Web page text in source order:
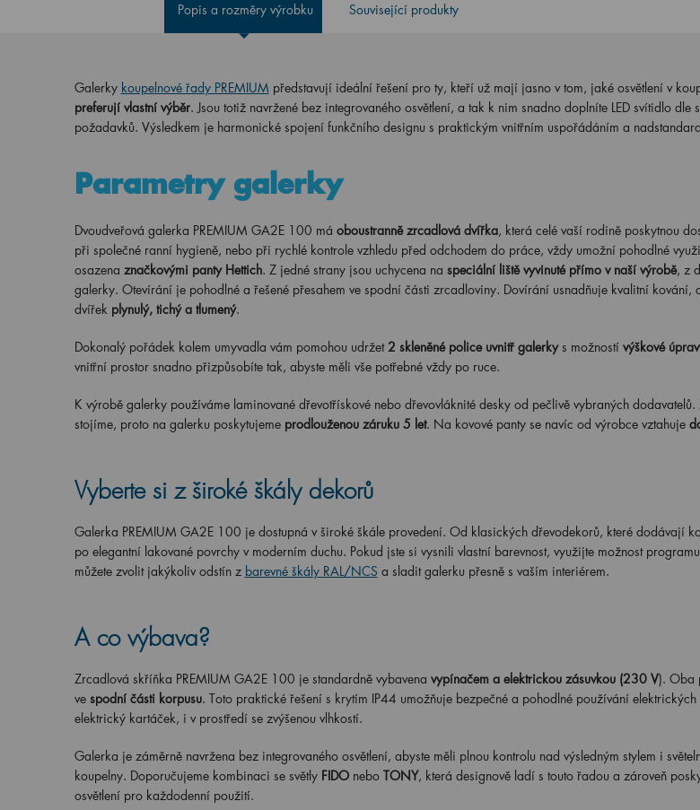
Popis a rozměry výrobku Související produkty
Galerky koupelnové řady PREMIUMpředstavují ideální řešení pro ty, kteří už mají jasno v tom, jaké osvětlení v
preferují vlastní výběr. Jsou totiž navržené bez integrovaného osvětlení, a tak k nim snadno doplníte LED svítidlo dle
požadavků. Výsledkem je harmonické spojení funkčního designu s praktickým vnitřním uspořádáním a
Parametry galerky
Dvoudveřová galerka PREMIUM GA2E 100 má oboustranně zrcadlová dvířka, která celé vaší rodině poskytnou
při společné ranní hygieně, nebo při rychlé kontrole vzhledu před odchodem do práce, vždy umožní pohodlné
osazena značkovými panty Hettich. Z jedné strany jsou uchycena na speciální liště vyvinuté přímo v naší výrobě, z
galerky. Otevírání je pohodlné a řešené přesahem ve spodní části zrcadloviny. Dovírání usnadňuje kvalitní kování,
dvířek plynulý, tichý a tlumený.
Dokonalý pořádek kolem umyvadla vám pomohou udržet 2 skleněné police uvnitř galerky s možností výškové
vnitřní prostor snadno přizpůsobíte tak, abyste měli vše potřebné vždy po ruce.
K výrobě galerky používáme laminované dřevotřískové nebo dřevovláknité desky od pečlivě vybraných
stojíme, proto na galerku poskytujeme prodlouženou záruku 5 let. Na kovové panty se navíc od výrobce vztahuje
Vyberte si z široké škály dekorů
Galerka PREMIUM GA2E 100 je dostupná v široké škále provedení. Od klasických dřevodekorů, které dodávají
po elegantní lakované povrchy v moderním duchu. Pokud jste si vysnili vlastní barevnost, využijte možnost
můžete zvolit jakýkoliv odstín z barevné škály RAL/NCS a sladit galerku přesně s vaším interiérem.
A co výbava?
Zrcadlová skříňka PREMIUM GA2E 100 je standardně vybavena vypínačem a elektrickou zásuvkou (230 V). Oba
ve spodní části korpusu. Toto praktické řešení s krytím IP44 umožňuje bezpečné a pohodlné používání
elektrický kartáček, i v prostředí se zvýšenou vlhkostí.
Galerka je záměrně navržena bez integrovaného osvětlení, abyste měli plnou kontrolu nad výsledným stylem i
koupelny. Doporučujeme kombinaci se světly FIDO nebo TONY, která designově ladí s touto řadou a zároveň
osvětlení pro každodenní použití.